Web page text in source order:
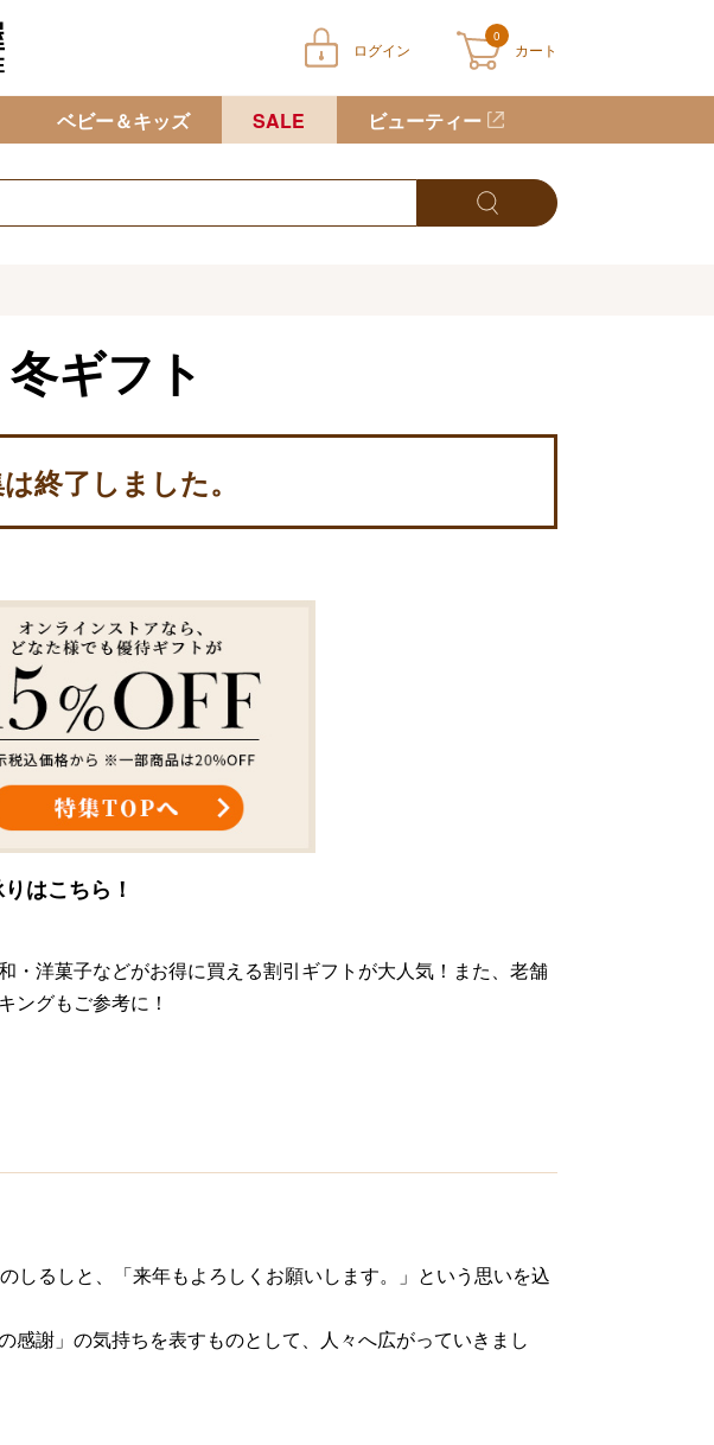
ログイン
0
カート
カートに商品が入っていません
ベビー＆キッズ SALE ビューティー
冬ギフト
終了しました。
はこちら！
洋菓子などがお得に買える割引ギフトが大人気！また、老舗
ングもご参考に！
しるしと、「来年もよろしくお願いします。」という思いを込
謝」の気持ちを表すものとして、人々へ広がっていきまし